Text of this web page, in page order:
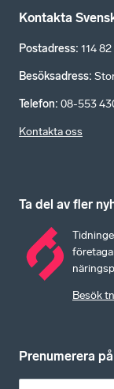
Kontakta
Postadress: 114
Besöksadress:
Telefon: 08-553
Kontakta oss
Ta del av fler
Besök
Prenumerera